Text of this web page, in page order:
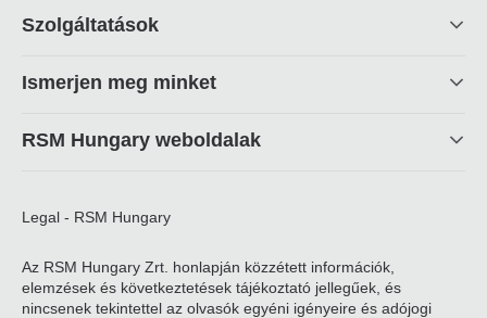
Footer
Szolgáltatások
Ismerjen meg minket
RSM Hungary weboldalak
Legal - RSM Hungary
Az RSM Hungary Zrt. honlapján közzétett információk,
elemzések és következtetések tájékoztató jellegűek, és
nincsenek tekintettel az olvasók egyéni igényeire és adójogi